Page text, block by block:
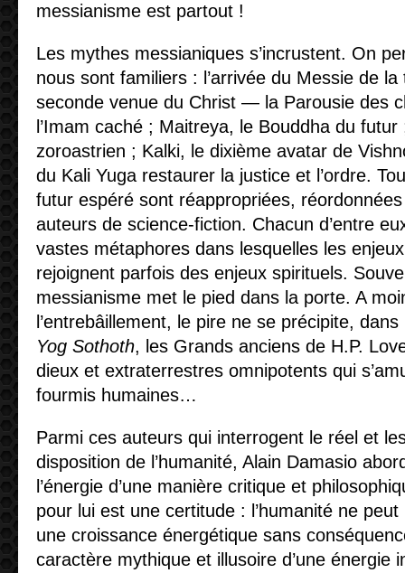
messianisme est partout !
Les mythes messianiques s’incrustent. On
nous sont familiers : l’arrivée du Messie de
seconde venue du Christ — la Parousie des
l’Imam caché ; Maitreya, le Bouddha du
zoroastrien ; Kalki, le dixième avatar de
du Kali Yuga restaurer la justice et l’ordre.
futur espéré sont réappropriées,
auteurs de science-fiction. Chacun d’entre
vastes métaphores dans lesquelles les
rejoignent parfois des enjeux spirituels.
messianisme met le pied dans la porte. A
l’entrebâillement, le pire ne se précipite,
Yog Sothoth, les Grands anciens de H.P.
dieux et extraterrestres omnipotents qui
fourmis humaines…
Parmi ces auteurs qui interrogent le réel et
disposition de l’humanité, Alain Damasio
l’énergie d’une manière critique et
pour lui est une certitude : l’humanité ne
une croissance énergétique sans
caractère mythique et illusoire d’une énergie